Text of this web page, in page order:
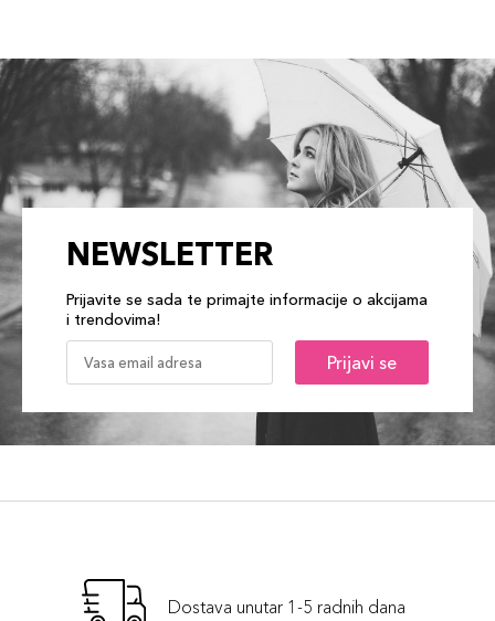
NEWSLETTER
Prijavite se sada te primajte informacije o akcijama
i trendovima!
Prijavi se
Dostava unutar 1-5 radnih dana